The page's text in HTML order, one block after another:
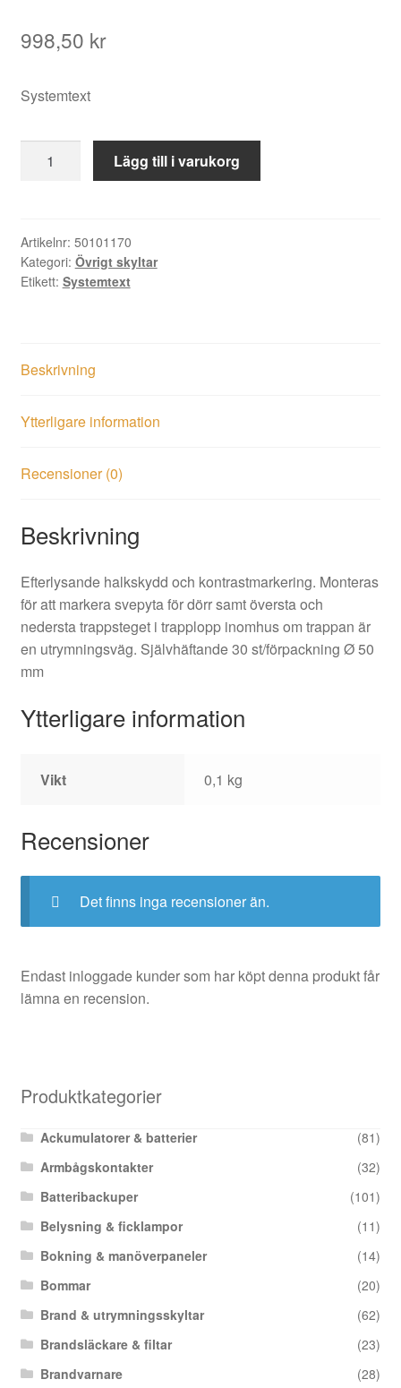
998,50 kr
Systemtext
Kontrastprickar
50mm
mängd
Lägg till i varukorg
Artikelnr: 50101170
Kategori: Övrigt skyltar
Etikett: Systemtext
Beskrivning
Ytterligare information
Recensioner (0)
Beskrivning
Efterlysande halkskydd och kontrastmarkering. Monteras
för att markera svepyta för dörr samt översta och
nedersta trappsteget i trapplopp inomhus om trappan är
en utrymningsväg. Självhäftande 30 st/förpackning Ø 50
mm
Ytterligare information
Vikt 0,1 kg
Recensioner
Det finns inga recensioner än.
Endast inloggade kunder som har köpt denna produkt får
lämna en recension.
Produktkategorier
Ackumulatorer & batterier
(81)
Armbågskontakter
(32)
Batteribackuper
(101)
Belysning & ficklampor
(11)
Bokning & manöverpaneler
(14)
Bommar
(20)
Brand & utrymningsskyltar
(62)
Brandsläckare & filtar
(23)
Brandvarnare
(28)